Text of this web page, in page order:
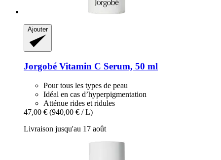
Ajouter
Jorgobé Vitamin C Serum, 50 ml
Pour tous les types de peau
Idéal en cas d’hyperpigmentation
Atténue rides et ridules
47,00 € (940,00 € / L)
Livraison jusqu'au 17 août